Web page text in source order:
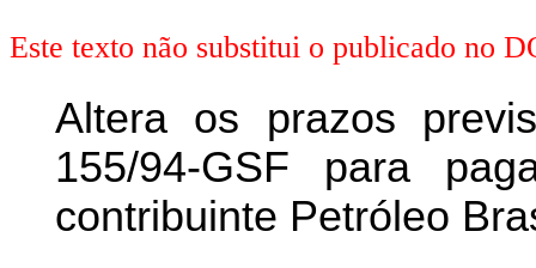
Este texto não substitui o publicado no
Altera os prazos
155/94-GSF para
contribuinte Petróleo